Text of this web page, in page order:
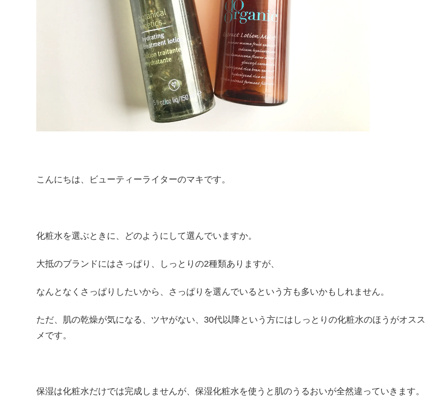
こんにちは、ビューティーライターのマキです。
化粧水を選ぶときに、どのようにして選んでいますか。
大抵のブランドにはさっぱり、しっとりの2種類ありますが、
なんとなくさっぱりしたいから、さっぱりを選んでいるという方も多いかもしれません。
ただ、肌の乾燥が気になる、ツヤがない、30代以降という方にはしっとりの化粧水のほうがオスス
メです。
保湿は化粧水だけでは完成しませんが、保湿化粧水を使うと肌のうるおいが全然違っていきます。